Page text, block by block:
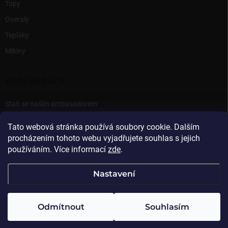
Tato webová stránka používá soubory cookie. Dalším
procházením tohoto webu vyjadřujete souhlas s jejich
používáním. Více informací zde.
Nastavení
Odmítnout Souhlasím
Topy
Overaly
Tepláky
Mikiny
Staň se naším ambasadorem
Vytvořil Shoptet
Copyright 2026 . Všechna práva vyhrazena.